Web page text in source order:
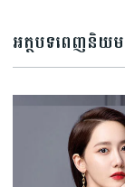
អត្ថបទពេញនិយម